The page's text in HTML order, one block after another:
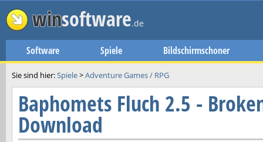
winsoftware.de
Software Spiele Bildschirmschoner
Sie sind hier:Spiele>Adventure Games / RPG
Baphomets Fluch 2.5 -
Download